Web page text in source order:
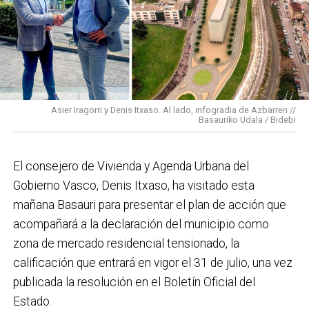
Basauri por el que trabajamos: más accesible, más
conectado y pensado para todas las personas.
En cuanto a nuestras áreas, estos tres años han dado
para mucho. En Medio Ambiente destacaría el
impulso para la creación de huertos urbanos,la
elaboración del Plan General de Actuación Energética,
el Plan de Acción contra el Ruido y la instalación de
régimen de autoconsumo, que hacen de Basauri un
municipio más sostenible y preparado para el futuro.
En ese sentido, estamos trabajando en acciones de
clima y energía, entre las que destacan el diseño de
una red de refugios climáticos, junto con un Plan de
Actuación ante Episodios de Altas Temperaturas,
como las que recientemente hemos sufrido.
Asier Iragorri y Denis Itxaso. Al lado, infogradia de Azbarren //
Basauriko Udala / Bidebi
El consejero de Vivienda y Agenda Urbana del
Gobierno Vasco, Denis Itxaso, ha visitado esta
mañana Basauri para presentar el plan de acción que
acompañará a la declaración del municipio como
zona de mercado residencial tensionado, la
calificación que entrará en vigor el 31 de julio, una vez
publicada la resolución en el Boletín Oficial del
Estado.